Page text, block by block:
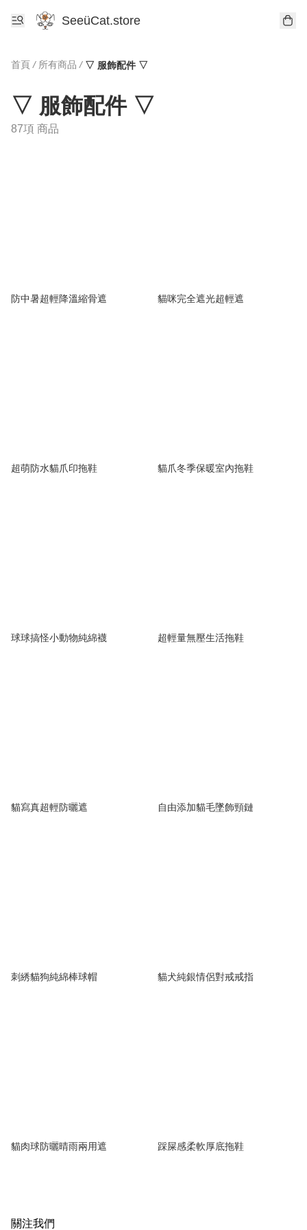
SeeüCat.store
首頁 / 所有商品 / ▽ 服飾配件 ▽
▽ 服飾配件 ▽
87項 商品
防中暑超輕降溫縮骨遮 貓咪完全遮光超輕遮
超萌防水貓爪印拖鞋 貓爪冬季保暖室內拖鞋
球球搞怪小動物純綿襪 超輕量無壓生活拖鞋
貓寫真超輕防曬遮 自由添加貓毛墜飾頸鏈
刺綉貓狗純綿棒球帽 貓犬純銀情侶對戒戒指
貓肉球防曬晴雨兩用遮 踩屎感柔軟厚底拖鞋
關注我們